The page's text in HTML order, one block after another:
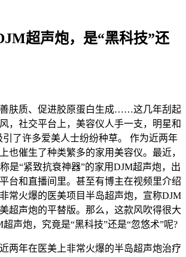
超声炮，是“黑科技”还
质、促进胶原蛋白生成……这几年刮起
，社交平台上，美容仪人手一支，明星和
了许多爱美人士纷纷种草。 作为近两年
也催生了种类繁多的家用美容仪。最近，
是“紧致抗衰神器”的家用DJM超声炮，出
台和直播间里。甚至有博主在视频里介绍
常火爆的医美项目半岛超声炮，宣称DJM
超声炮的平替版。那么，这款风吹得很大
声炮，究竟是“黑科技”还是“忽悠术”呢?
年在医美上非常火爆的半岛超声炮治疗